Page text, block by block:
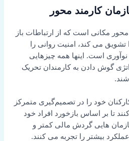
کارمند محور
مکانی است که از ارتباطات باز
تشویق می کند، امنیت روانی را
است. اینها همه چیزهایی
گوش دادن به کارمندان تحریک
خود را در تصمیم‌گیری متمرکز
تا بر اساس بازخورد افراد خود
هایی گردش مالی کمتر و
بیشتر را تجربه می کنند.